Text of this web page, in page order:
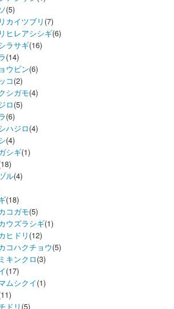
(5)
カイツブリ (7)
ヒレアシシギ(6)
ラサギ(16)
(14)
ウビン(6)
コ(2)
シガモ(4)
ロ(5)
(6)
ハジロ(4)
(4)
シギ(1)
ル(4)
(18)
コガモ(5)
ウズラシギ(1)
ヒドリ (12)
コハクチョウ(5)
キンクロ(3)
(17)
ムシクイ(1)
ドリ (5)